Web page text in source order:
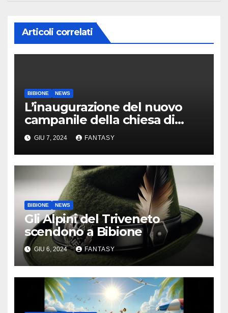
Articoli correlati
BIBIONE NEWS
L’inaugurazione del nuovo
campanile della chiesa di
Santa Maria Assunta di
Bibione
GIU 7, 2024 FANTASY
BIBIONE NEWS
Gli Alpini del Triveneto
scendono a Bibione
GIU 6, 2024 FANTASY